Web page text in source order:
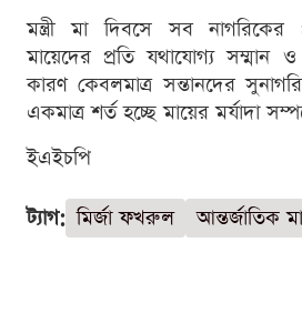
মন্ত্রী মা দিবসে সব নাগরিকের
মায়েদের প্রতি যথাযোগ্য সম্মান
কারণ কেবলমাত্র সন্তানদের
একমাত্র শর্ত হচ্ছে মায়ের মর্যাদা
ইএইচপি
ট্যাগ: মির্জা ফখরুল আন্তর্জাতিক